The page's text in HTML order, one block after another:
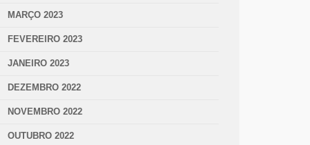
MARÇO 2023
FEVEREIRO 2023
JANEIRO 2023
DEZEMBRO 2022
NOVEMBRO 2022
OUTUBRO 2022